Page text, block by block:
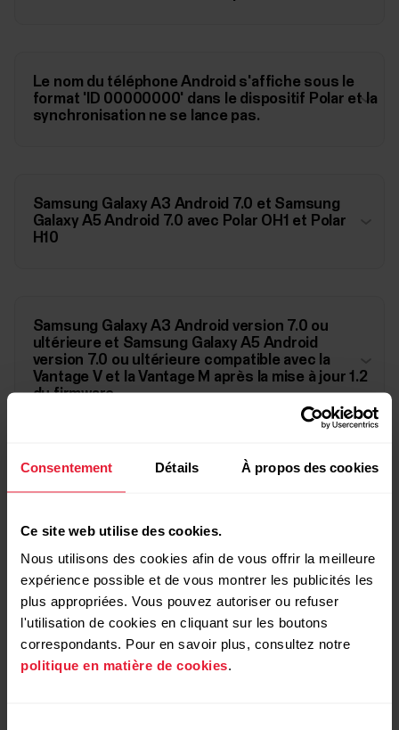
Consentement Détails À propos des cookies
Ce site web utilise des cookies.
Nous utilisons des cookies afin de vous offrir la meilleure
expérience possible et de vous montrer les publicités les
plus appropriées. Vous pouvez autoriser ou refuser
l'utilisation de cookies en cliquant sur les boutons
correspondants. Pour en savoir plus, consultez notre
politique en matière de cookies.
Le nom du téléphone Android s'affiche sous le
format 'ID 00000000' dans le dispositif Polar et la
synchronisation ne se lance pas.
Samsung Galaxy A3 Android 7.0 et Samsung
Galaxy A5 Android 7.0 avec Polar OH1 et Polar
H10
Samsung Galaxy A3 Android version 7.0 ou
ultérieure et Samsung Galaxy A5 Android
version 7.0 ou ultérieure compatible avec la
Vantage V et la Vantage M après la mise à jour 1.2
du firmware
Motorola Moto G8 Power